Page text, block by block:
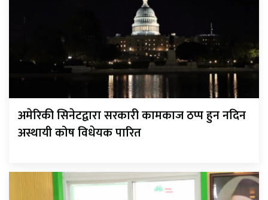
अमेरिकी सिनेटद्वारा सरकारी कामकाज ठप्प हुन नदिन
अस्थायी कोष विधेयक पारित